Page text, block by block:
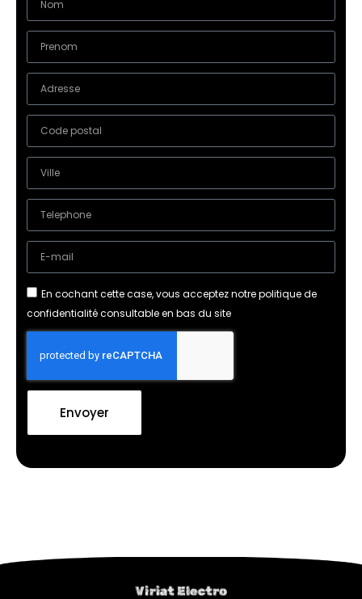
En cochant cette case, vous acceptez notre politique de
confidentialité consultable en bas du site
Envoyer
Viriat Electro